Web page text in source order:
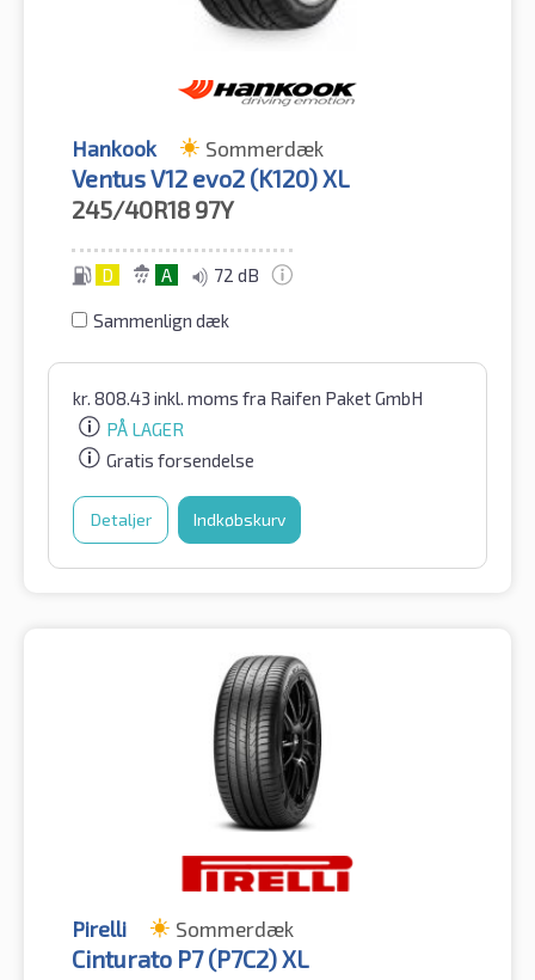
Hankook Sommerdæk
Ventus V12 evo2 (K120) XL
245/40R18 97Y
D A 72 dB
Sammenlign dæk
kr. 808.43 inkl. moms fra Raifen Paket GmbH
PÅ LAGER
Gratis forsendelse
Detaljer Indkøbskurv
Pirelli Sommerdæk
Cinturato P7 (P7C2) XL